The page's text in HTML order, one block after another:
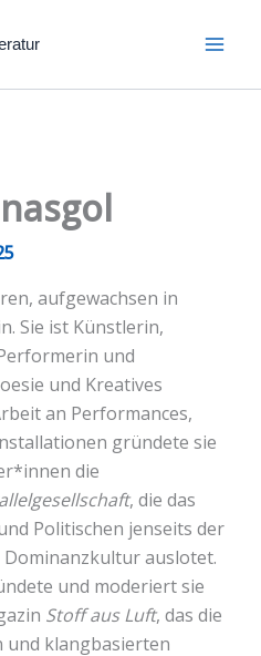
aufgewachsen in
Sie ist Künstlerin,
und
und Kreatives
an Performances,
gründete sie
die
, die das
Politischen jenseits der
auslotet.
und moderiert sie
Stoff aus Luft, das die
und klangbasierten